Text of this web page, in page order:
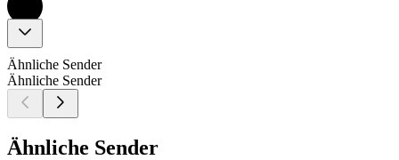
Ähnliche Sender
Ähnliche Sender
Ähnliche Sender